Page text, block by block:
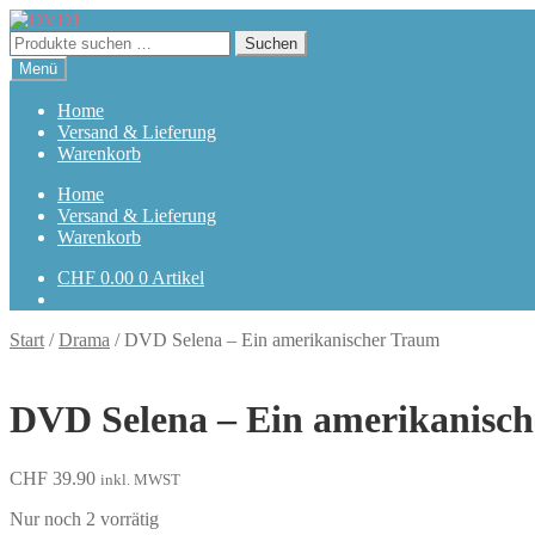
Zur
Navigation
springen
Zum
Inhalt
springen
Suchen
nach:
Suchen
Menü
Home
Versand & Lieferung
Warenkorb
Home
Versand & Lieferung
Warenkorb
CHF 0.00 0 Artikel
Start /Drama /DVD Selena – Ein amerikanischer Traum
DVD Selena – Ein
CHF 39.90 inkl. MWST
Nur noch 2 vorrätig